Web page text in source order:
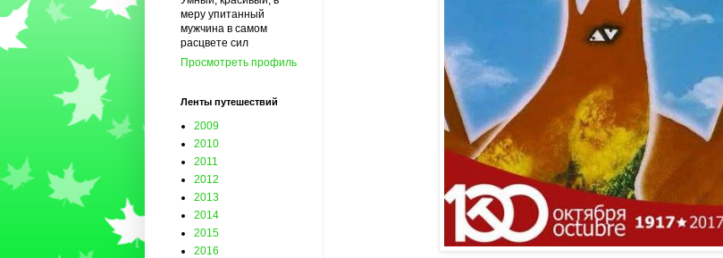
меру упитанный
мужчина в самом
расцвете сил
Просмотреть профиль
Ленты путешествий
2009
2010
2011
2012
2013
2014
2015
2016